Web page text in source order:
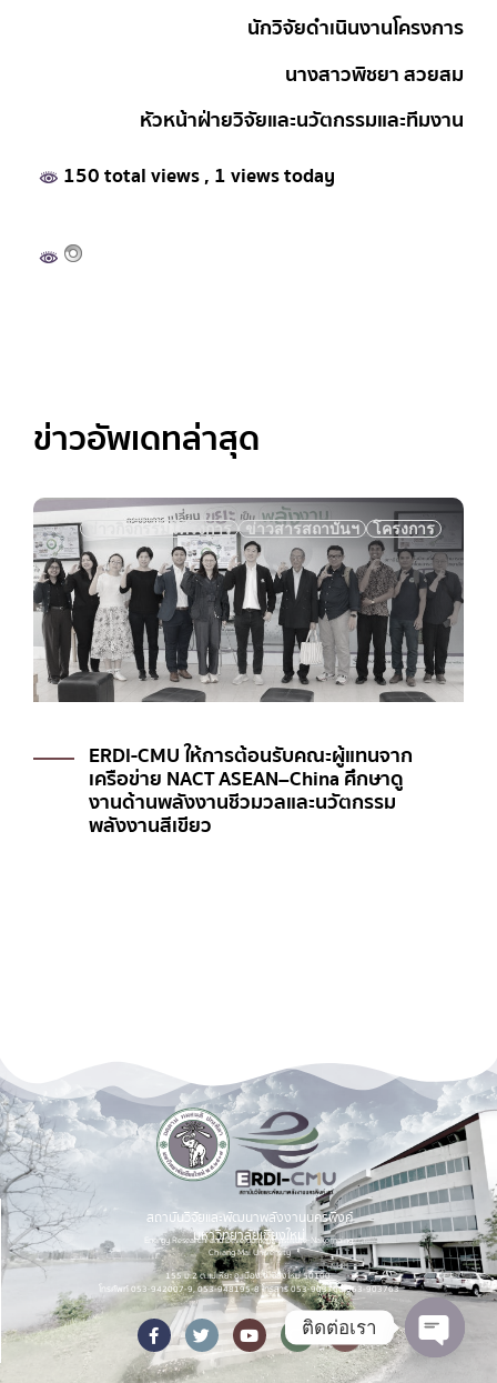
นักวิจัยดำเนินงานโครงการ
นางสาวพิชยา สวยสม
หัวหน้าฝ่ายวิจัยและนวัตกรรมและทีมงาน
150 total views, 1 views today
ข่าวอัพเดทล่าสุด
ข่าวกิจกรรมโครงการ ข่าวสารสถาบันฯ โครงการ
ERDI-CMU ให้การต้อนรับคณะศึกษาดูงาน
สถาบันวิจัยและพัฒนาพลังงานนครพิงค์
มหาวิทยาลัยเชียงใหม่
Energy Research and Development Institute-Nakornping,
Chiang Mai University
155 ม.2 ต.แม่เหียะ อ.เมือง จ.เชียงใหม่ 50100.
โทรศัพท์ 053-942007-9, 053-948195-8 โทรสาร 053-903760,053-903763
ติดต่อเรา